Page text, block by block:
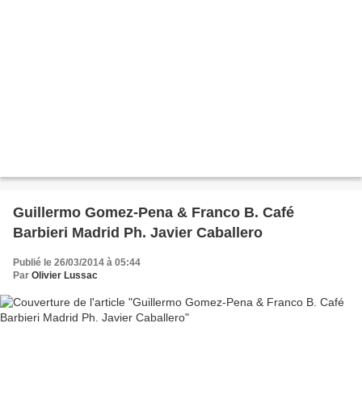
Guillermo Gomez-Pena & Franco B. Café
Barbieri Madrid Ph. Javier Caballero
Publié le 26/03/2014 à 05:44
Par Olivier Lussac